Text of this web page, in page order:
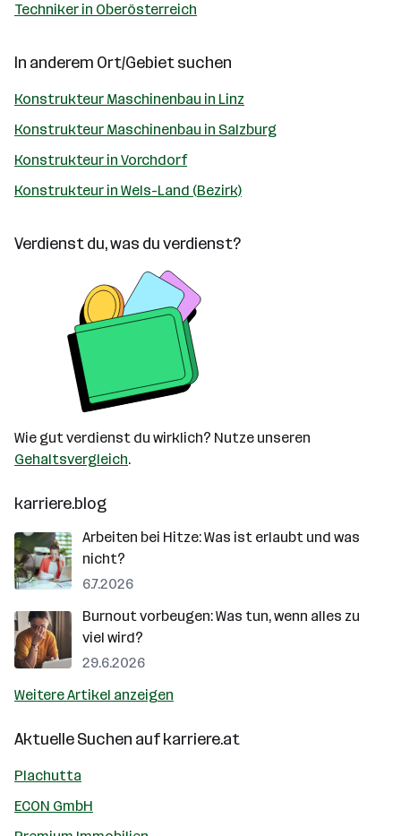
Techniker in Oberösterreich
In anderem Ort/Gebiet suchen
Konstrukteur Maschinenbau in Linz
Konstrukteur Maschinenbau in Salzburg
Konstrukteur in Vorchdorf
Konstrukteur in Wels-Land (Bezirk)
Verdienst du, was du verdienst?
Wie gut verdienst du wirklich? Nutze unseren
Gehaltsvergleich.
karriere.blog
Arbeiten bei Hitze: Was ist erlaubt und was
nicht?
6.7.2026
Burnout vorbeugen: Was tun, wenn alles zu
viel wird?
29.6.2026
Weitere Artikel anzeigen
Aktuelle Suchen aufkarriere.at
Plachutta
ECON GmbH